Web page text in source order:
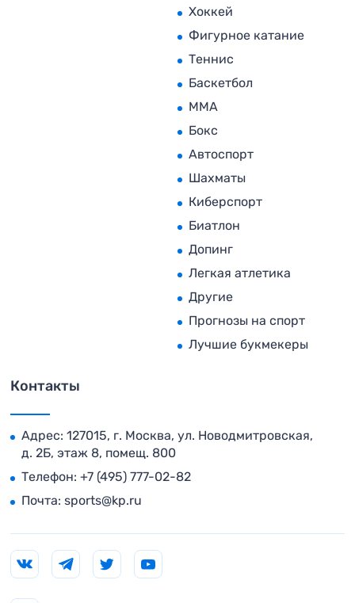
Хоккей
Фигурное катание
Теннис
Баскетбол
MMA
Бокс
Автоспорт
Шахматы
Киберспорт
Биатлон
Допинг
Легкая атлетика
Другие
Прогнозы на спорт
Лучшие букмекеры
Контакты
Адрес: 127015, г. Москва, ул. Новодмитровская,
д. 2Б, этаж 8, помещ. 800
Телефон: +7 (495) 777-02-82
Почта: sports@kp.ru